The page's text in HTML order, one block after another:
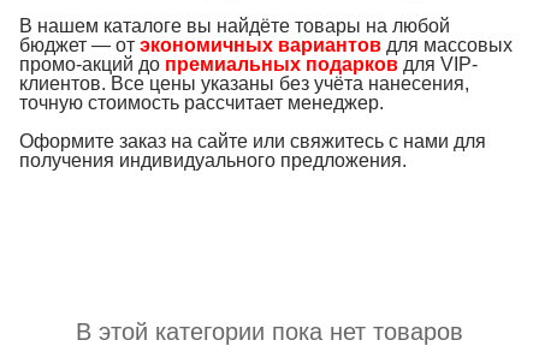
В нашем каталоге вы найдёте товары на любой
бюджет — от экономичных вариантов для массовых
промо-акций до премиальных подарков для VIP-
клиентов. Все цены указаны без учёта нанесения,
точную стоимость рассчитает менеджер.
Оформите заказ на сайте или свяжитесь с нами для
получения индивидуального предложения.
В этой категории пока нет товаров